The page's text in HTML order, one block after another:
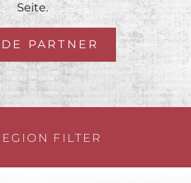
Seite.
PARTNER
FILTER